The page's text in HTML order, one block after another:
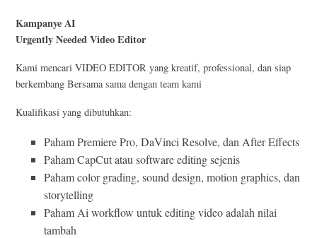
Kampanye AI
Urgently Needed Video Editor
Kami mencari VIDEO EDITOR yang kreatif, professional, dan siap
berkembang Bersama sama dengan team kami
Kualifikasi yang dibutuhkan:
Paham Premiere Pro, DaVinci Resolve, dan After Effects
Paham CapCut atau software editing sejenis
Paham color grading, sound design, motion graphics, dan
storytelling
Paham Ai workflow untuk editing video adalah nilai
tambah